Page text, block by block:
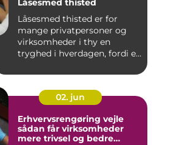
Låsesmed thisted
Låsesmed thisted er for
mange privatpersoner og
virksomheder i thy en
tryghed i hverdagen, fordi en
02. jun
Erhvervsrengøring vejle
sådan får virksomheder
mere trivsel og bedre